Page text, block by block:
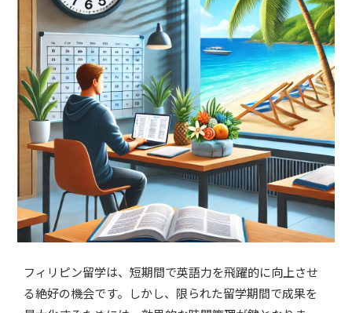
フィリピン留学は、短期間で英語力を飛躍的に向上させ
る絶好の機会です。しかし、限られた留学期間で成果を